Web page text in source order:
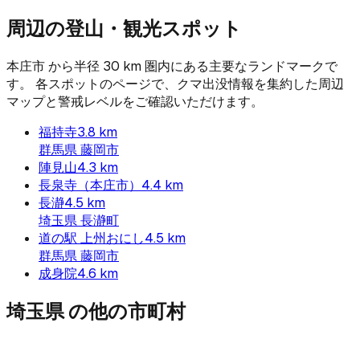
周辺の登山・観光スポット
本庄市から半径 30 km 圏内にある主要なランドマークで
す。 各スポットのページで、クマ出没情報を集約した周辺
マップと警戒レベルをご確認いただけます。
福持寺3.8 km
群馬県藤岡市
陣見山4.3 km
長泉寺（本庄市） 4.4 km
長瀞4.5 km
埼玉県長瀞町
道の駅 上州おにし4.5 km
群馬県藤岡市
成身院4.6 km
埼玉県の他の市町村